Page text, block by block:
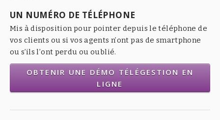
UN NUMÉRO DE TÉLÉPHONE
Mis à disposition pour pointer depuis le téléphone de
vos clients ou si vos agents n’ont pas de smartphone
ou s’ils l’ont perdu ou oublié.
OBTENIR UNE DÉMO TÉLÉGESTION EN
LIGNE